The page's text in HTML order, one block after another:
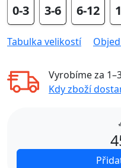
0-3 3-6 6-12
Tabulka velikostí
Vyrobíme za
Kdy zboží